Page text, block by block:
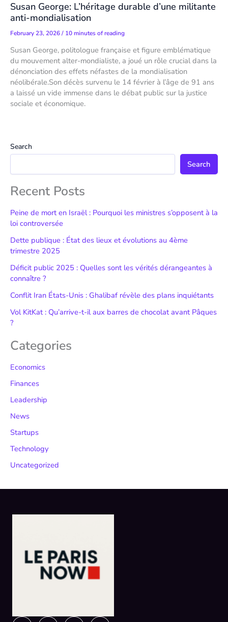
Susan George: L’héritage durable d’une militante
anti-mondialisation
February 23, 2026/ 10 minutes of reading
Susan George, politologue française et figure emblématique
du mouvement alter-mondialiste, a joué un rôle crucial dans la
dénonciation des effets néfastes de la mondialisation
néolibérale.Son décès survenu le 14 février à l’âge de 91 ans
a laissé un vide immense dans le débat public sur la justice
sociale et économique.
Search
Search
Recent Posts
Peine de mort en Israël : Pourquoi les ministres s’opposent à la
loi controversée
Dette publique : État des lieux et évolutions au 4ème
trimestre 2025
Déficit public 2025 : Quelles sont les vérités dérangeantes à
connaître ?
Conflit Iran États-Unis : Ghalibaf révèle des plans inquiétants
Vol KitKat : Qu’arrive-t-il aux barres de chocolat avant Pâques
?
Categories
Economics
Finances
Leadership
News
Startups
Technology
Uncategorized
InstagramFacebook
X- Linkedin